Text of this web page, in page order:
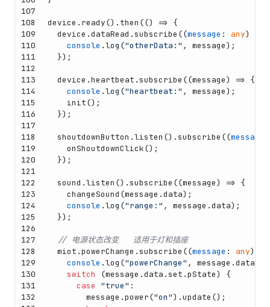
107
108
109
110
111
112
113
114
115
116
117
118
119
120
121
122
123
124
125
126
127
128
129
130
131
132
device. ready(). then (() => {
  device.
dataRead .subscribe ((message : any) =>
console .log ("otherData:" , message);
  });
  device.
heartbeat .subscribe ((message) => {
console .log ("heartbeat:" , message);
init();
  });
  shoutdownButton.
listen ().subscribe ((message
onShoutdownClick();
  });
  sound.
listen ().subscribe ((message) => {
changeSound (message.data);
console .log ("range:" , message.data);
  });
// 电源状态改变   适用于灯和插座
  miot.
powerChange .subscribe ((message : any) =>
console .log ("powerChange" , message.data
switch
(message.data .set .pState) {
case
"true" :
        message.
power("on").update ();